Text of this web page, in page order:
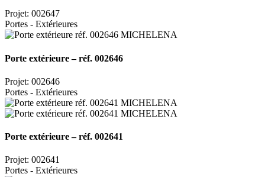
Projet: 002647
Portes - Extérieures
Porte extérieure – réf. 002646
Projet: 002646
Portes - Extérieures
Porte extérieure – réf. 002641
Projet: 002641
Portes - Extérieures